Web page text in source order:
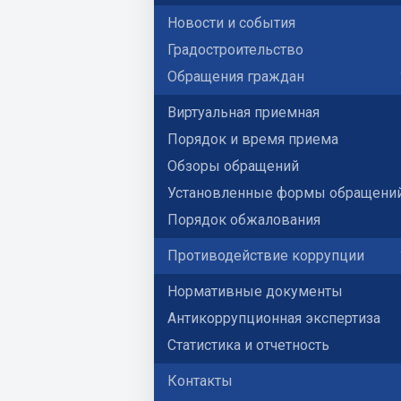
Новости и события
Градостроительство
Обращения граждан
Виртуальная приемная
Порядок и время приема
Обзоры обращений
Установленные формы
Порядок обжалования
Противодействие коррупции
Нормативные документы
Антикоррупционная экспертиза
Статистика и отчетность
Контакты